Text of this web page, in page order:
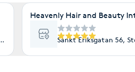
Heavenly Hair and Beauty
Sankt Eriksgatan 56,